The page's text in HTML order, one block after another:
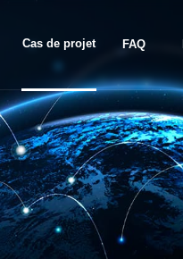
Cas de projet FAQ